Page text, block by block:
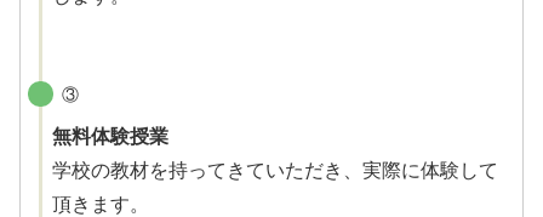
③
無料体験授業
学校の教材を持ってきていただき、実際に体験して
頂きます。